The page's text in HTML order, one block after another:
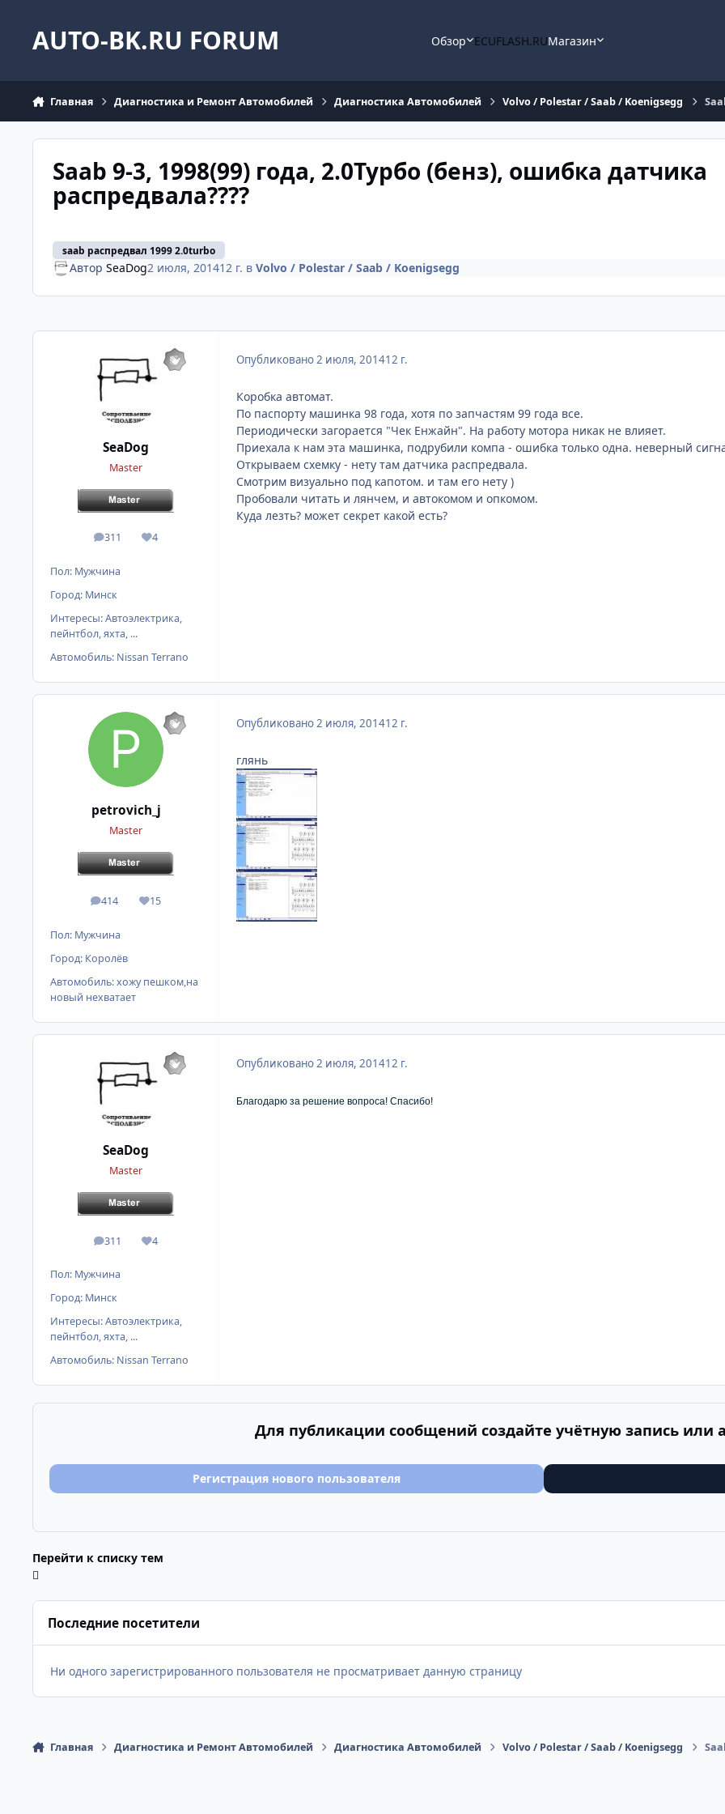
AUTO-BK.RU FORUM Обзор ECUFLASH.RUМагазин
Главная Диагностика и Ремонт Автомобилей Диагностика Автомобилей Volvo / Polestar / Saab / Koenigsegg
Saab 9-3, 1998(99) года, 2.0Турбо (бенз), ошибка датчика
распредвала????
saab распредвал 1999 2.0turbo
Автор SeaDog2 июля, 201412 г. в Volvo / Polestar / Saab / Koenigsegg
SeaDog
Master
311
сообщения
4
Репутация
Пол: Мужчина
Город: Минск
Интересы:Автоэлектрика,
пейнтбол, яхта, ...
Автомобиль: Nissan Terrano
Опубликовано2 июля, 201412 г.
Коробка автомат.
По паспорту машинка 98 года, хотя по запчастям 99 года все.
Периодически загорается "Чек Енжайн". На работу мотора никак не влияет.
Приехала к нам эта машинка, подрубили компа - ошибка только одна. неверный
Открываем схемку - нету там датчика распредвала.
Смотрим визуально под капотом. и там его нету )
Пробовали читать и лянчем, и автокомом и опкомом.
Куда лезть? может секрет какой есть?
petrovich_j
Master
414
сообщения
15
Репутация
Пол: Мужчина
Город: Королёв
Автомобиль:хожу пешком,на
новый нехватает
Опубликовано2 июля, 201412 г.
глянь
SeaDog
Master
311
сообщения
4
Репутация
Пол: Мужчина
Город: Минск
Интересы:Автоэлектрика,
пейнтбол, яхта, ...
Автомобиль: Nissan Terrano
Опубликовано2 июля, 201412 г.
Благодарю за решение вопроса! Спасибо!
Для публикации сообщений создайте учётную запись или
Регистрация нового пользователя
Перейти к списку тем
Последние посетители
Ни одного зарегистрированного пользователя не просматривает данную страницу
Главная Диагностика и Ремонт Автомобилей Диагностика Автомобилей Volvo / Polestar / Saab / Koenigsegg